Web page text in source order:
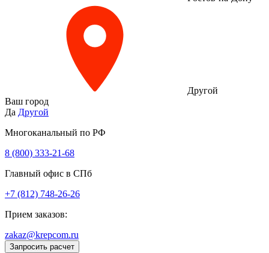
Другой
Ваш город
Да Другой
Многоканальный по РФ
8 (800) 333‑21-68
Главный офис в СПб
+7 (812) 748-26-26
Прием заказов:
zakaz@krepcom.ru
Запросить расчет